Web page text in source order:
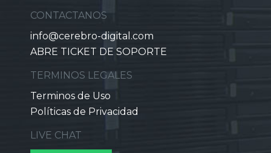
CONTACTANOS
info@cerebro-digital.com
ABRE TICKET DE SOPORTE
TERMINOS LEGALES
Terminos de Uso
Políticas de Privacidad
LIVE CHAT